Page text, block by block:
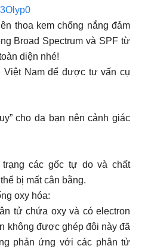
thoa kem chống nắng đảm
Broad Spectrum và SPF từ
diện nhé!
Việt Nam để được tư vấn cụ
cho da bạn nên cảnh giác
các gốc tự do và chất
bị mất cân bằng.
oxy hóa:
tử chứa oxy và có electron
không được ghép đôi này đã
phản ứng với các phân tử